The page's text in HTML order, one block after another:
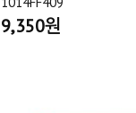
9,350원